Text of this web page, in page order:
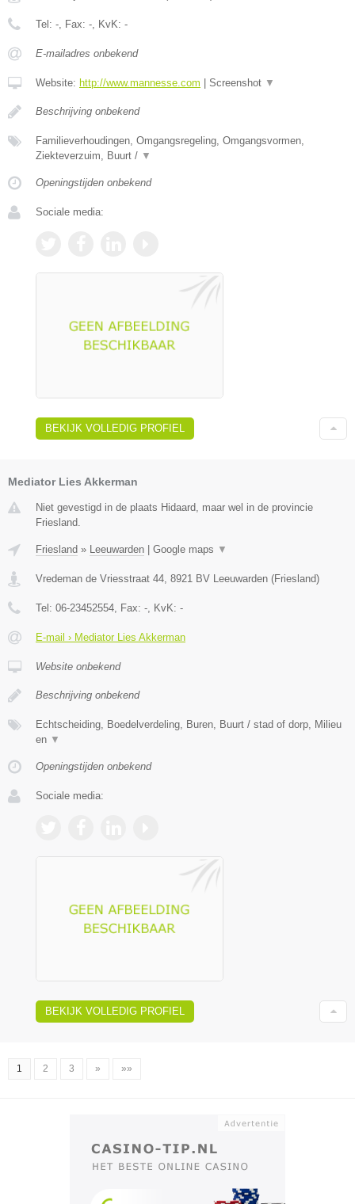
Tel: -, Fax: -, KvK: -
E-mailadres onbekend
Website: http://www.mannesse.com Screenshot ▼
Beschrijving onbekend
Familieverhoudingen, Omgangsregeling, Omgangsvormen,
Ziekteverzuim, Buurt / ▼
Openingstijden onbekend
Sociale media:
BEKIJK VOLLEDIG PROFIEL
Mediator Lies Akkerman
Niet gevestigd in de plaats Hidaard, maar wel in de provincie
Friesland.
Friesland » Leeuwarden Google maps ▼
Vredeman de Vriesstraat 44 8921 BV Leeuwarden (Friesland)
Tel: 06-23452554 , Fax: - , KvK: -
E-mail › Mediator Lies Akkerman
Website onbekend
Beschrijving onbekend
Echtscheiding, Boedelverdeling, Buren, Buurt / stad of dorp, Milieu
en ▼
Openingstijden onbekend
Sociale media:
BEKIJK VOLLEDIG PROFIEL
1 2 3 » »»